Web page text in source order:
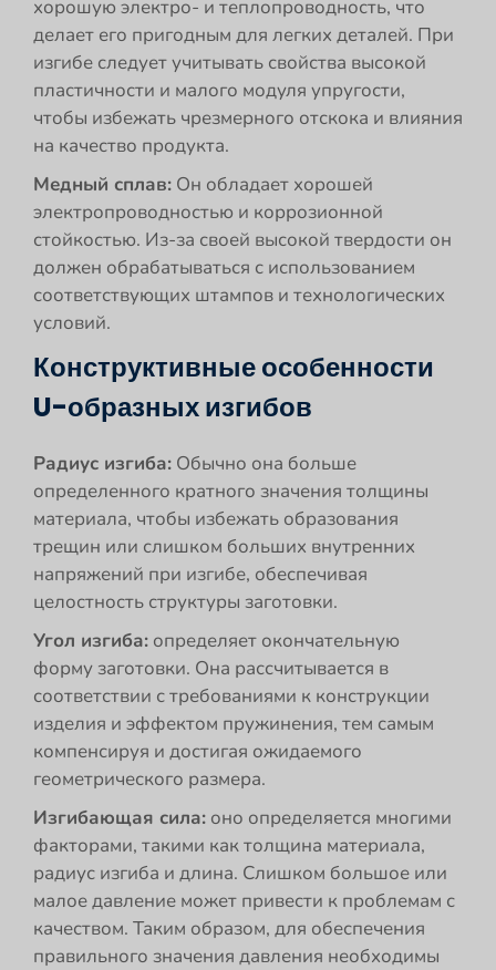
хорошую электро- и теплопроводность, что
делает его пригодным для легких деталей. При
изгибе следует учитывать свойства высокой
пластичности и малого модуля упругости,
чтобы избежать чрезмерного отскока и влияния
на качество продукта.
Медный сплав: Он обладает хорошей
электропроводностью и коррозионной
стойкостью. Из-за своей высокой твердости он
должен обрабатываться с использованием
соответствующих штампов и технологических
условий.
Конструктивные особенности
U-образных изгибов
Радиус изгиба: Обычно она больше
определенного кратного значения толщины
материала, чтобы избежать образования
трещин или слишком больших внутренних
напряжений при изгибе, обеспечивая
целостность структуры заготовки.
Угол изгиба: определяет окончательную
форму заготовки. Она рассчитывается в
соответствии с требованиями к конструкции
изделия и эффектом пружинения, тем самым
компенсируя и достигая ожидаемого
геометрического размера.
Изгибающая сила: оно определяется многими
факторами, такими как толщина материала,
радиус изгиба и длина. Слишком большое или
малое давление может привести к проблемам с
качеством. Таким образом, для обеспечения
правильного значения давления необходимы